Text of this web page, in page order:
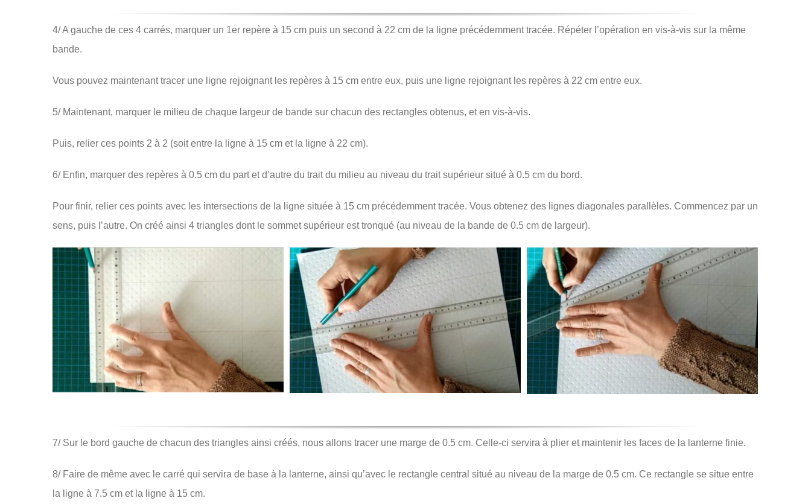
4/ A gauche de ces 4 carrés, marquer un 1er repère à 15 cm puis un second à 22 cm de la ligne précédemment tracée. Répéter l’opération en vis-à-vis sur la même
bande.
Vous pouvez maintenant tracer une ligne rejoignant les repères à 15 cm entre eux, puis une ligne rejoignant les repères à 22 cm entre eux.
5/ Maintenant, marquer le milieu de chaque largeur de bande sur chacun des rectangles obtenus, et en vis-à-vis.
Puis, relier ces points 2 à 2 (soit entre la ligne à 15 cm et la ligne à 22 cm).
6/ Enfin, marquer des repères à 0.5 cm du part et d’autre du trait du milieu au niveau du trait supérieur situé à 0.5 cm du bord.
Pour finir, relier ces points avec les intersections de la ligne située à 15 cm précédemment tracée. Vous obtenez des lignes diagonales parallèles. Commencez par un
sens, puis l’autre. On créé ainsi 4 triangles dont le sommet supérieur est tronqué (au niveau de la bande de 0.5 cm de largeur).
7/ Sur le bord gauche de chacun des triangles ainsi créés, nous allons tracer une marge de 0.5 cm. Celle-ci servira à plier et maintenir les faces de la lanterne finie.
8/ Faire de même avec le carré qui servira de base à la lanterne, ainsi qu’avec le rectangle central situé au niveau de la marge de 0.5 cm. Ce rectangle se situe entre
la ligne à 7.5 cm et la ligne à 15 cm.